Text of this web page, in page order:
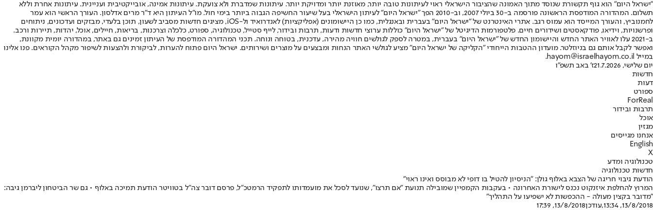
"ישראל היום" הוא גוף תקשורת שנוסד מתוך האמונה שהציבור הישראלי ראוי לעיתונות טובה יותר, מאוזנת יותר ומדויקת יותר. עיתונות שמדברת ולא צועקת. עיתונות אמינה, אובייקטיבית ועניינית. עיתונות אחרת וללא
תשלום. המהדורה המודפסת הראשונה פורסמה ב-30 ביולי 2007, וב-2010 הפך "ישראל היום" לעיתון הישראלי בעל שיעור החשיפה הגבוה ביותר בימי חול. מו"ל העיתון היא ד"ר מרים אדלסון. העורך הראשי הוא עמר
לחמנוביץ, והעורך המייסד הוא עמוס רגב. אתרי האינטרנט של "ישראל היום" בעברית ובאנגלית, כמו כן היישומונים (אפליקציות) לאנדרואיד ול-iOS, מציגים חדשות מסביב לשעון, תוכן בלעדי, מבזקים ועדכונים, ניתוחים
ופרשנויות, וידיאו, פודקאסטים ושידורים חיים. פלטפורמות הדיגיטל של "ישראל היום" כוללות ערוצי חדשות ודעות, תרבות ובידור, לייף סטייל, טכנולוגיה, ספורט, כלכלה וצרכנות, בריאות, חיילים, אוכל, יהדות, תיירות ורכב.
ב-2021 עלו לאוויר האתר החדש והיישומון החדש של "ישראל היום" בעברית, במטרה לספק לגולשים חוויה מהירה, עדכנית, בטוחה ונוחה. תכני המהדורה המודפסת של העיתון זמינים גם באתר, במהדורה יומית מקוונת,
ואפשר לקבל אותם גם בניוזלטר. מועדון ההטבות הייחודי "הקליקה של ישראל היום" מציע לגולשי האתר הנחות ומבצעים על מוצרים ושירותים. ישראל היום פתוח להערות, לביקורת ולהצעות לשיפור מקהל הקוראים. פנו אלינו
במייל hayom@israelhayom.co.il.
יום שלישי, 21.7.2026
ז' באב תשפ"ו
חדשות
דעות
ספורט
ForReal
תרבות ובידור
אוכל
מגזין
אנחנו מגייסים
English
X
טכנולוגיה ומדע
חדשות טכנולוגיה
הודעת גיבוי חריגה של הצבא באלוף גולן: "הניסיון להטיל בו דופי לא מבוסס ואינו ראוי"
המרוץ להחלפת איזנקוט נכנס לישורת האחרונה • בעקבות הקמפיין שמובילה תנועת "אם תרצו", שנועד לסכל את מועמדותו לתפקיד הרמטכ"ל, פרסם דובר צה"ל בטוויטר הודעת תמיכה באלוף • גם שר הביטחון ליברמן גיבה:
"מדובר בקצין מעולה - ההכפשות לא ישפיעו על התהליך"
13/8/2018, 13:34
,עודכן13/8/2018, 17:39